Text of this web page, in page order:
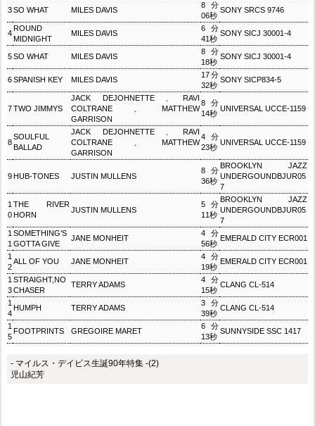
3SO WHAT MILES DAVIS
8分
06秒
SONY SRCS 9746
4
ROUND
MIDNIGHT
MILES DAVIS
6分
41秒
SONY SICJ 30001-4
5SO WHAT MILES DAVIS
8分
18秒
SONY SICJ 30001-4
6SPANISH KEY MILES DAVIS
17分
32秒
SONY SICP834-5
7TWO JIMMYS
JACK DEJOHNETTE、RAVI
COLTRANE、MATTHEW
GARRISON
8分
14秒
UNIVERSAL UCCE-1159
8
SOULFUL
BALLAD
JACK DEJOHNETTE、RAVI
COLTRANE、MATTHEW
GARRISON
4分
23秒
UNIVERSAL UCCE-1159
9HUB-TONES JUSTIN MULLENS
8分
36秒
BROOKLYN JAZZ
UNDERGOUNDBJUR05
7
1
0
THE RIVER
HORN
JUSTIN MULLENS
5分
11秒
BROOKLYN JAZZ
UNDERGOUNDBJUR05
7
1
1
SOMETHING’S
GOTTA GIVE
JANE MONHEIT
4分
56秒
EMERALD CITY ECR001
1
2
ALL OF YOU JANE MONHEIT
4分
19秒
EMERALD CITY ECR001
1
3
STRAIGHT,NO
CHASER
TERRY ADAMS
4分
15秒
CLANG CL-514
1
4
HUMPH TERRY ADAMS
3分
39秒
CLANG CL-514
1
5
FOOTPRINTS GREGOIRE MARET
6分
13秒
SUNNYSIDE SSC 1417
- マイルス・デイビス生誕90年特集 -(2)
児山紀芳